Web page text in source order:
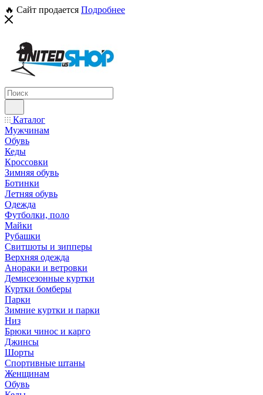
🔥 Сайт продается Подробнее
Каталог
Мужчинам
Обувь
Кеды
Кроссовки
Зимняя обувь
Ботинки
Летняя обувь
Одежда
Футболки, поло
Майки
Рубашки
Свитшоты и зипперы
Верхняя одежда
Анораки и ветровки
Демисезонные куртки
Куртки бомберы
Парки
Зимние куртки и парки
Низ
Брюки чинос и карго
Джинсы
Шорты
Спортивные штаны
Женщинам
Обувь